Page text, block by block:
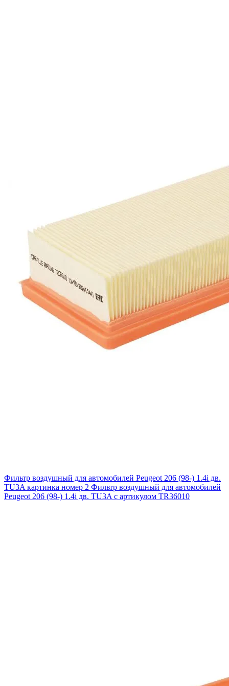
Фильтр воздушный для автомобилей Peugeot 206 (98-) 1.4i дв.
TU3A картинка номер 2 Фильтр воздушный для автомобилей
Peugeot 206 (98-) 1.4i дв. TU3A с артикулом TR36010